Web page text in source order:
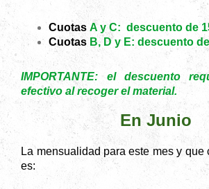
Cuotas A y C: descuento de
Cuotas B, D y E: descuento
​IMPORTANTE: el descuento
efectivo al recoger el material.
En Junio
La mensualidad para este mes y que
es: